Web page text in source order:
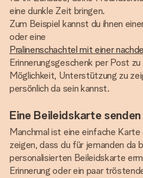
eine dunkle Zeit bringen.
Zum Beispiel kannst du ihnen
oder eine
Pralinenschachtel mit einer
Erinnerungsgeschenk per Post
Möglichkeit, Unterstützung zu
persönlich da sein kannst.
Eine Beileidskarte senden
Manchmal ist eine einfache
zeigen, dass du für jemanden da
personalisierten Beileidskarte
Erinnerung oder ein paar